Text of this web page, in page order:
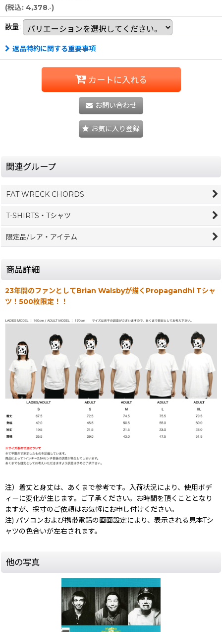
(税込: 4,378.-)
数量:
返品特約に関する重要事項
カートに入れる
お問い合わせ
お気に入り登録
関連グループ
FAT WRECK CHORDS
T-SHIRTS・Tシャツ
限定品/レア・アイテム
商品詳細
23年間のファンとしてBrian Walsbyが描くPropagandhi Tシャ
ツ！500枚限定！！
注）着丈と身丈は、あくまで参考です。入荷状況により、使用ボデ
ィーに変化が生じます。ご了承ください。お時間を頂くこととなり
ますが、採寸のご依頼はお気軽にお申し付けください。
注) パソコンおよび携帯電話の画面設定により、表示される見本Tシ
ャツの色合いが左右されます。
他の写真